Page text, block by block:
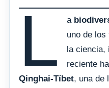
L a
uno de
la ciencia,
reciente
Qinghai-Tíbet, una de